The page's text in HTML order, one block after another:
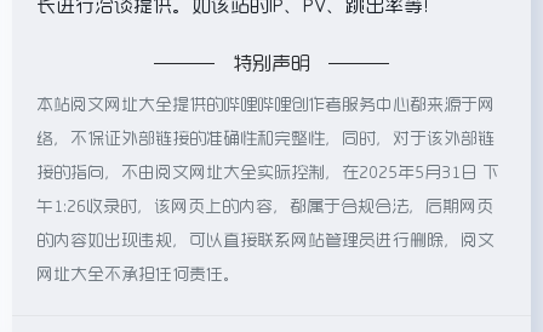
长进行洽谈提供。如该站的IP、PV、跳出率等！
特别声明
本站阅文网址大全提供的哔哩哔哩创作者服务中心都来源于网
络，不保证外部链接的准确性和完整性，同时，对于该外部链
接的指向，不由阅文网址大全实际控制，在2025年5月31日 下
午1:26收录时，该网页上的内容，都属于合规合法，后期网页
的内容如出现违规，可以直接联系网站管理员进行删除，阅文
网址大全不承担任何责任。